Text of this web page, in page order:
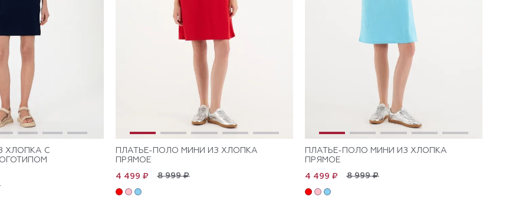
ХЛОПКА С
ПЛАТЬЕ-ПОЛО МИНИ ИЗ ХЛОПКА
ПРЯМОЕ
8 999 ₽
4 499 ₽
ПЛАТЬЕ-ПОЛО МИНИ ИЗ ХЛОПКА
ПРЯМОЕ
8 999 ₽
4 499 ₽